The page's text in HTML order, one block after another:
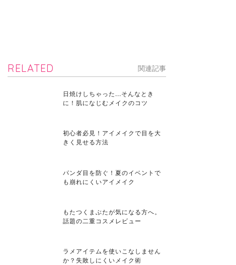
RELATED 関連記事
日焼けしちゃった...そんなとき
に！肌になじむメイクのコツ
初心者必見！アイメイクで目を大
きく見せる方法
パンダ目を防ぐ！夏のイベントで
も崩れにくいアイメイク
もたつくまぶたが気になる方へ。
話題の二重コスメレビュー
ラメアイテムを使いこなしません
か？失敗しにくいメイク術